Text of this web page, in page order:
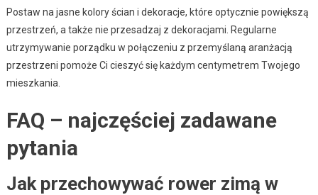
Postaw na jasne kolory ścian i dekoracje, które optycznie powiększą
przestrzeń, a także nie przesadzaj z dekoracjami. Regularne
utrzymywanie porządku w połączeniu z przemyślaną aranżacją
przestrzeni pomoże Ci cieszyć się każdym centymetrem Twojego
mieszkania.
FAQ – najczęściej zadawane
pytania
Jak przechowywać rower zimą w